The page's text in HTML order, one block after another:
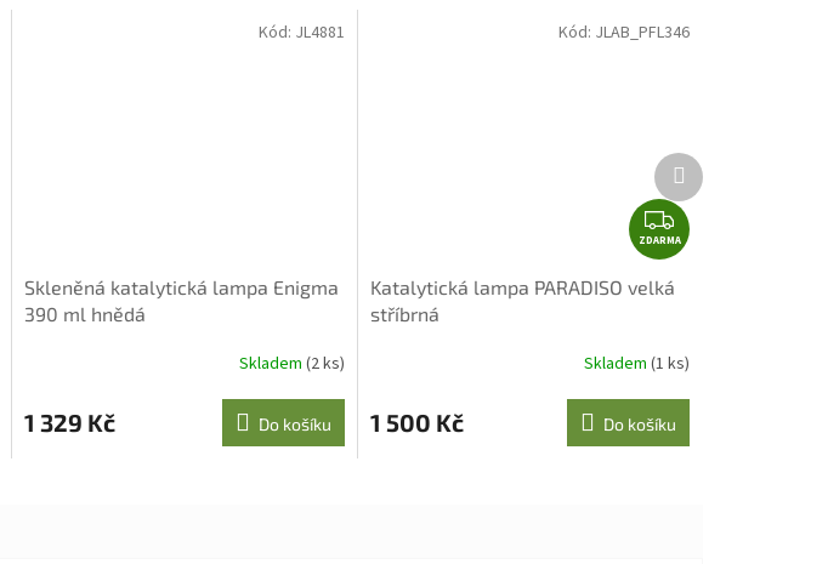
Skleněná katalytická lampa Enigma
390 ml hnědá
Skladem (2 ks)
1 329 Kč Do košíku
Kód: JL4881
Z
D
A
ZDARMA
Katalytická lampa PARADISO velká
stříbrná
Skladem (1 ks)
1 500 Kč Do košíku
Kód: JLAB_PFL346
Další
produkt